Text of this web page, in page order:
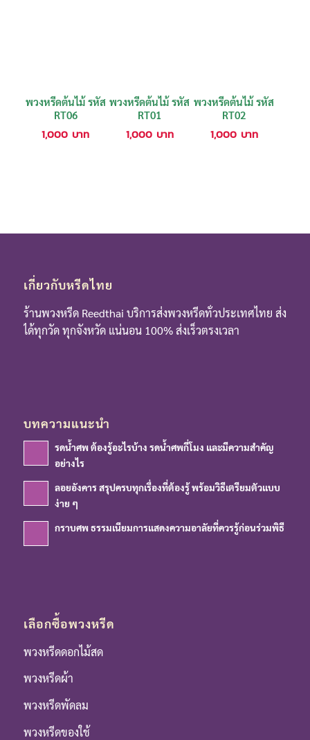
พวงหรีดต้นไม้ รหัส
RT06
1,000 บาท
พวงหรีดต้นไม้ รหัส
RT01
1,000 บาท
พวงหรีดต้นไม้ รหัส
RT02
1,000 บาท
เกี่ยวกับหรีดไทย
ร้านพวงหรีด Reedthai บริการส่งพวงหรีดทั่วประเทศไทย ส่ง
ได้ทุกวัด ทุกจังหวัด แน่นอน 100% ส่งเร็วตรงเวลา
บทความแนะนำ
รดน้ำศพ ต้องรู้อะไรบ้าง รดน้ำศพกี่โมง และมีความสำคัญ
อย่างไร
ลอยอังคาร สรุปครบทุกเรื่องที่ต้องรู้ พร้อมวิธีเตรียมตัวแบบ
ง่าย ๆ
กราบศพ ธรรมเนียมการแสดงความอาลัยที่ควรรู้ก่อนร่วมพิธี
เลือกซื้อพวงหรีด
พวงหรีดดอกไม้สด
พวงหรีดผ้า
พวงหรีดพัดลม
พวงหรีดของใช้